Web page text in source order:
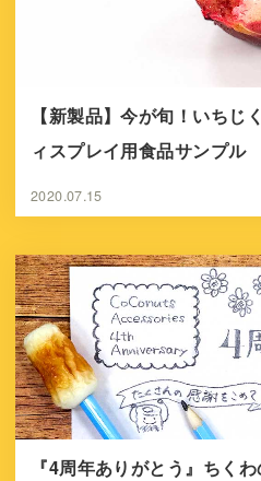
【新製品】今が旬！いち
ィスプレイ用食品サンプル
2020.07.15
『4周年ありがとう』ちく